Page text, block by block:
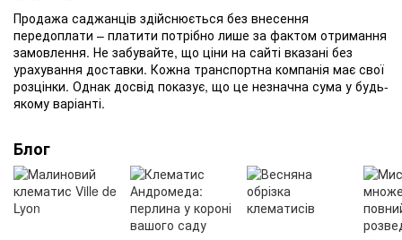
Продажа саджанців здійснюється без внесення
передоплати – платити потрібно лише за фактом отримання
замовлення. Не забувайте, що ціни на сайті вказані без
урахування доставки. Кожна транспортна компанія має свої
розцінки. Однак досвід показує, що це незначна сума у ​​будь-
якому варіанті.
Блог